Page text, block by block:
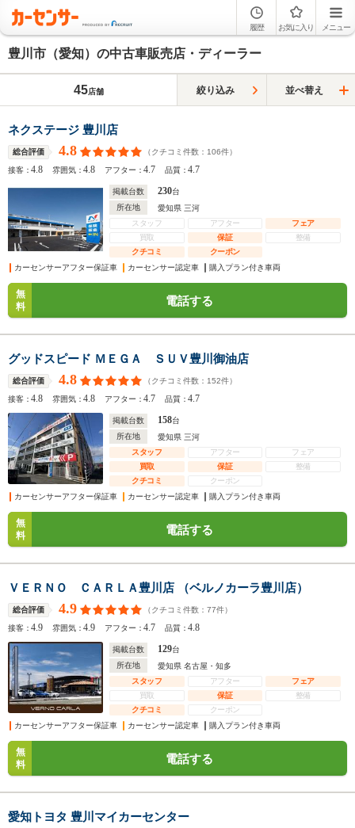
履歴 お気に入り メニュー
豊川市（愛知）の中古車販売店・ディーラー
45店舗 絞り込み 並べ替え
ネクステージ 豊川店
総合評価 4.8 （クチコミ件数： 106件）
接客：4.8 雰囲気：4.8 アフター：4.7 品質：4.7
掲載台数 230台
所在地
愛知県 三河
スタッフ
アフター
フェア
買取
保証
整備
クチコミ
クーポン
カーセンサーアフター保証車
カーセンサー認定車 購入プラン付き車両
無
料
電話する
グッドスピード ＭＥＧＡ ＳＵＶ豊川御油店
総合評価 4.8 （クチコミ件数： 152件）
接客：4.8 雰囲気：4.8 アフター：4.7 品質：4.7
掲載台数 158台
所在地
愛知県 三河
スタッフ
アフター
フェア
買取
保証
整備
クチコミ
クーポン
カーセンサーアフター保証車
カーセンサー認定車 購入プラン付き車両
無
料
電話する
ＶＥＲＮＯ ＣＡＲＬＡ豊川店 （ベルノカーラ豊川店）
総合評価 4.9 （クチコミ件数： 77件）
接客：4.9 雰囲気：4.9 アフター：4.7 品質：4.8
掲載台数 129台
所在地
愛知県 名古屋・知多
スタッフ
アフター
フェア
買取
保証
整備
クチコミ
クーポン
カーセンサーアフター保証車
カーセンサー認定車 購入プラン付き車両
無
料
電話する
愛知トヨタ 豊川マイカーセンター